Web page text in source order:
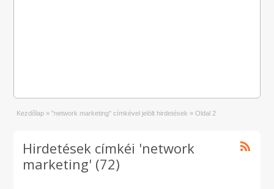
Kezdőlap » "network marketing" címkével jelölt hirdetések » Oldal 2
Hirdetések címkéi 'network
marketing' (72)